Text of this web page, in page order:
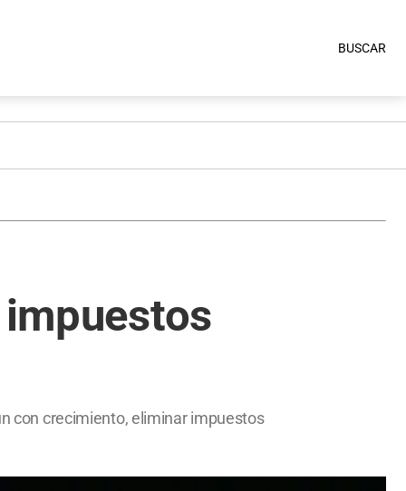
BUSCAR
con crecimiento, eliminar impuestos